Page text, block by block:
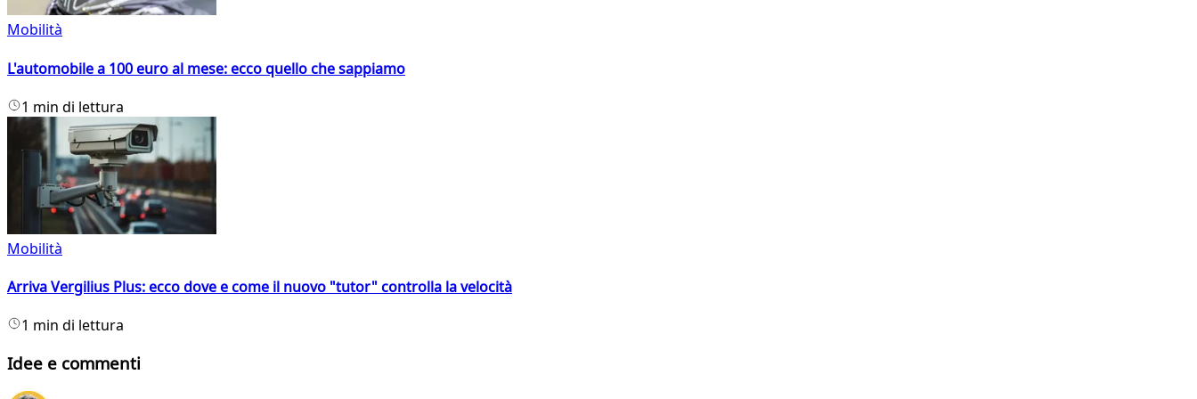
Mobilità
L'automobile a 100 euro al mese: ecco quello che sappiamo
1 min di lettura
Mobilità
Arriva Vergilius Plus: ecco dove e come il nuovo "tutor" controlla la velocità
1 min di lettura
Idee e commenti